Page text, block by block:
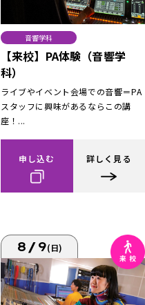
音響学科
【来校】PA体験（音響学
科）
ライブやイベント会場での音響＝PA
スタッフに興味があるならこの講
座！...
申し込む 詳しく見る
8/9(日)